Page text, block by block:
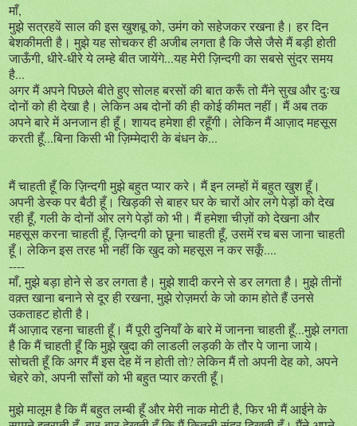
माँ,
मुझे सत्रहवें साल की इस खुशबू को, उमंग को सहेजकर रखना है। हर दिन
बेशकीमती है। मुझे यह सोचकर ही अजीब लगता है कि जैसे जैसे मैं बड़ी होती
जाऊँगी, धीरे-धीरे ये लम्हे बीत जायेंगे...यह मेरी ज़िन्दगी का सबसे सुंदर समय
है...
अगर मैं अपने पिछले बीते हुए सोलह बरसों की बात करूँ तो मैंने सुख और दुःख
दोनों को ही देखा है। लेकिन अब दोनों की ही कोई कीमत नहीं। मैं अब तक
अपने बारे में अनजान ही हूँ। शायद हमेशा ही रहूँगी। लेकिन मैं आज़ाद महसूस
करती हूँ...बिना किसी भी ज़िम्मेदारी के बंधन के...
मैं चाहती हूँ कि ज़िन्दगी मुझे बहुत प्यार करे। मैं इन लम्हों में बहुत खुश हूँ।
अपनी डेस्क पर बैठी हूँ। खिड़की से बाहर घर के चारों ओर लगे पेड़ों को देख
रही हूँ, गली के दोनों ओर लगे पेड़ों को भी। मैं हमेशा चीज़ों को देखना और
महसूस करना चाहती हूँ, ज़िन्दगी को छूना चाहती हूँ, उसमें रच बस जाना चाहती
हूँ। लेकिन इस तरह भी नहीं कि खुद को महसूस न कर सकूँ....
----
माँ, मुझे बड़ा होने से डर लगता है। मुझे शादी करने से डर लगता है। मुझे तीनों
वक़्त खाना बनाने से दूर ही रखना, मुझे रोज़मर्रा के जो काम होते हैं उनसे
उकताहट होती है।
मैं आज़ाद रहना चाहती हूँ। मैं पूरी दुनियाँ के बारे में जानना चाहती हूँ...मुझे लगता
है कि मैं चाहती हूँ कि मुझे ख़ुदा की लाडली लड़की के तौर पे जाना जाये।
सोचती हूँ कि अगर मैं इस देह में न होती तो? लेकिन मैं तो अपनी देह को, अपने
चेहरे को, अपनी साँसों को भी बहुत प्यार करती हूँ।
मुझे मालूम है कि मैं बहुत लम्बी हूँ और मेरी नाक मोटी है, फिर भी मैं आईने के